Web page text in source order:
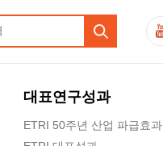
대표연구성과
ETRI 50주년 산업 파급효과